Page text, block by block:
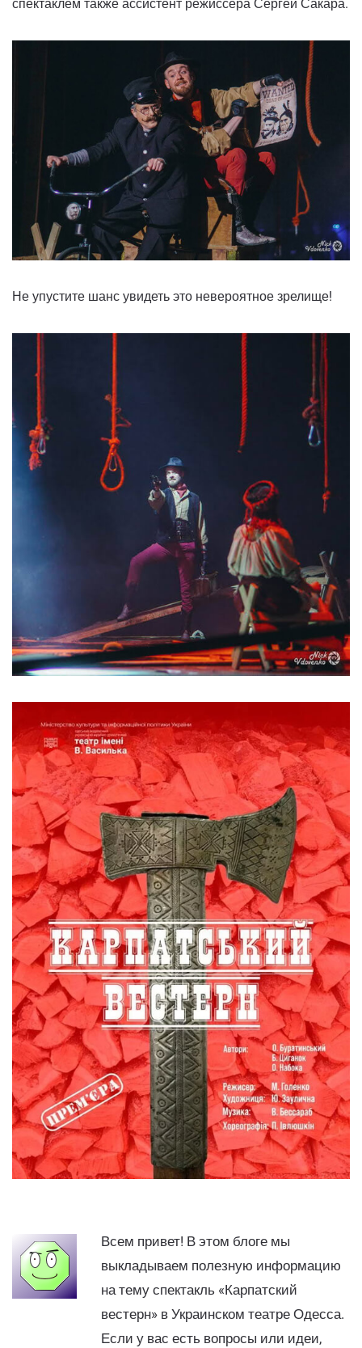
спектаклем также ассистент режиссера Сергей Сакара.
Не упустите шанс увидеть это невероятное зрелище!
Всем привет! В этом блоге мы
выкладываем полезную информацию
на тему спектакль «Карпатский
вестерн» в Украинском театре Одесса.
Если у вас есть вопросы или идеи,